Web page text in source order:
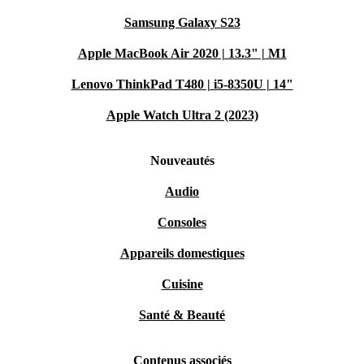
Samsung Galaxy S23
Apple MacBook Air 2020 | 13.3" | M1
Lenovo ThinkPad T480 | i5-8350U | 14"
Apple Watch Ultra 2 (2023)
Nouveautés
Audio
Consoles
Appareils domestiques
Cuisine
Santé & Beauté
Contenus associés